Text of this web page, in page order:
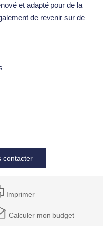
et adapté pour de la
de revenir sur de
contacter
Imprimer
Calculer mon budget